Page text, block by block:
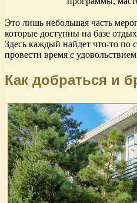
Это лишь небольшая часть
которые доступны на базе
Здесь каждый найдет что-то по
провести время с
Как добраться и